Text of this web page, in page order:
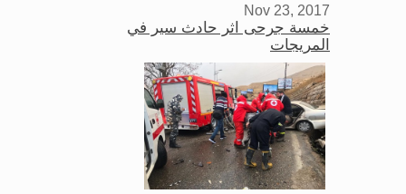
Nov 23, 2017
خمسة جرحى اثر حادث سير في
المريجات